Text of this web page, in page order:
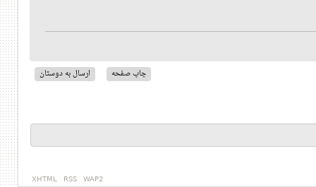
ارسال به دوستان چاپ صفحه
XHTML RSS WAP2